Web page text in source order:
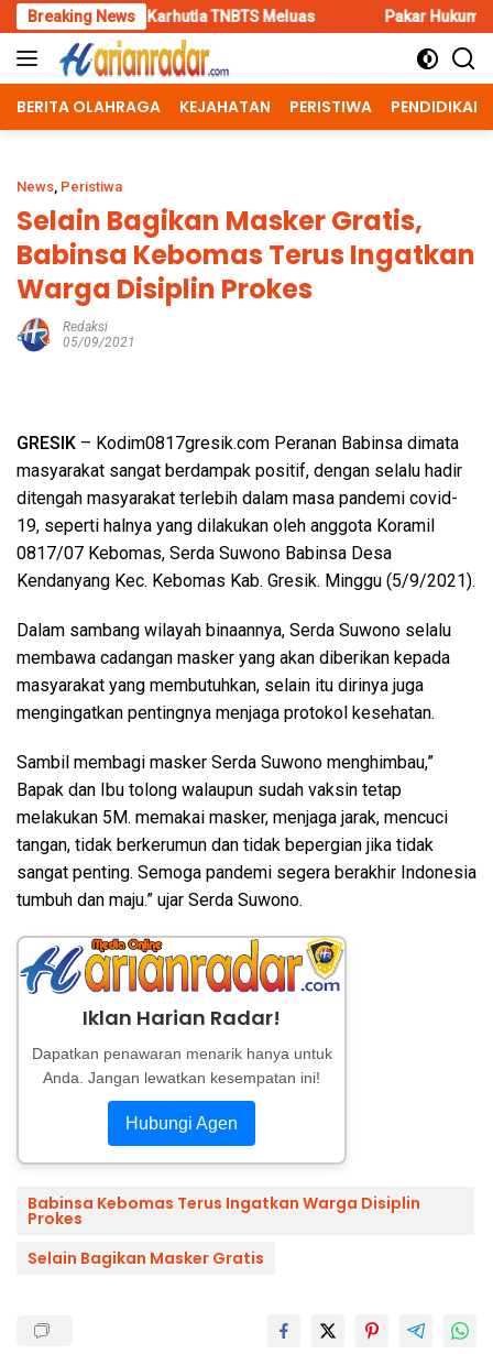
Skip
to
content
Breaking News
TNBTS Meluas Pakar Hukum Dorong Polri Tindak
BERITA OLAHRAGA KEJAHATAN PERISTIWA PENDIDIKAN
News, Peristiwa
Selain Bagikan Masker Gratis,
Babinsa Kebomas Terus Ingatkan
Warga Disiplin Prokes
Redaksi
05/09/2021
GRESIK – Kodim0817gresik.com Peranan Babinsa dimata
masyarakat sangat berdampak positif, dengan selalu hadir
ditengah masyarakat terlebih dalam masa pandemi covid-
19, seperti halnya yang dilakukan oleh anggota Koramil
0817/07 Kebomas, Serda Suwono Babinsa Desa
Kendanyang Kec. Kebomas Kab. Gresik. Minggu (5/9/2021).
Dalam sambang wilayah binaannya, Serda Suwono selalu
membawa cadangan masker yang akan diberikan kepada
masyarakat yang membutuhkan, selain itu dirinya juga
mengingatkan pentingnya menjaga protokol kesehatan.
Sambil membagi masker Serda Suwono menghimbau,”
Bapak dan Ibu tolong walaupun sudah vaksin tetap
melakukan 5M. memakai masker, menjaga jarak, mencuci
tangan, tidak berkerumun dan tidak bepergian jika tidak
sangat penting. Semoga pandemi segera berakhir Indonesia
tumbuh dan maju.” ujar Serda Suwono.
Iklan Harian Radar!
Dapatkan penawaran menarik hanya untuk
Anda. Jangan lewatkan kesempatan ini!
Hubungi Agen
Babinsa Kebomas Terus Ingatkan Warga Disiplin
Prokes
Selain Bagikan Masker Gratis